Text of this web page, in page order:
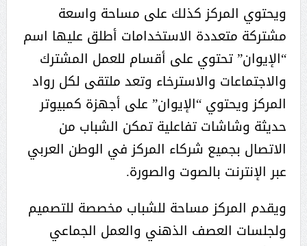
ويحتوي المركز كذلك على مساحة واسعة
مشتركة متعددة الاستخدامات أطلق عليها اسم
“الإيوان” تحتوي على أقسام للعمل المشترك
والاجتماعات والاسترخاء وتعد ملتقى لكل رواد
المركز ويحتوي “الإيوان” على أجهزة كمبيوتر
حديثة وشاشات تفاعلية تمكن الشباب من
الاتصال بجميع شركاء المركز في الوطن العربي
عبر الإنترنت بالصوت والصورة.
ويقدم المركز مساحة للشباب مخصصة للتصميم
ولجلسات العصف الذهني والعمل الجماعي